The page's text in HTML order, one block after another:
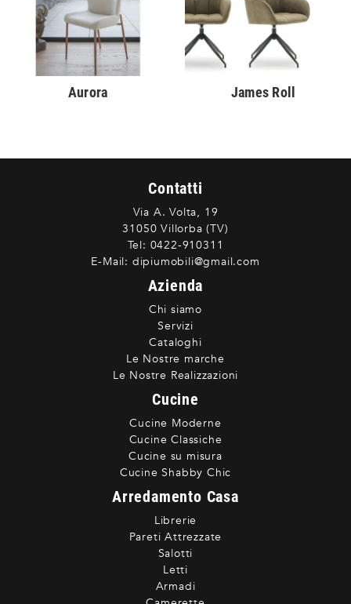
Aurora James Roll
Contatti
Via A. Volta, 19
31050 Villorba (TV)
Tel: 0422-910311
E-Mail: dipiumobili@gmail.com
Azienda
Chi siamo
Servizi
Cataloghi
Le Nostre marche
Le Nostre Realizzazioni
Cucine
Cucine Moderne
Cucine Classiche
Cucine su misura
Cucine Shabby Chic
Arredamento Casa
Librerie
Pareti Attrezzate
Salotti
Letti
Armadi